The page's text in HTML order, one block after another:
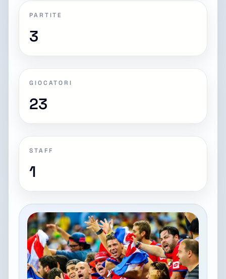
PARTITE
3
GIOCATORI
23
STAFF
1